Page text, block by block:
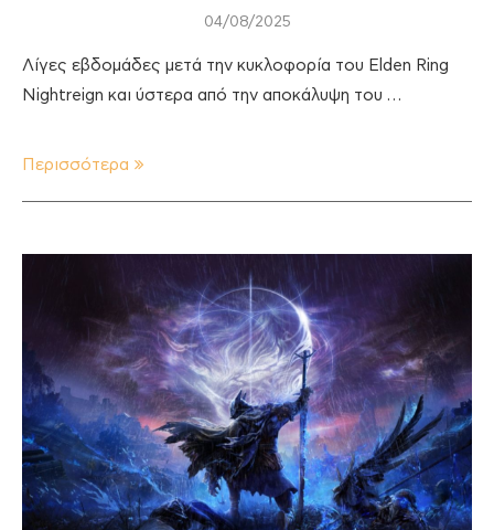
04/08/2025
Λίγες εβδομάδες μετά την κυκλοφορία του Elden Ring
Nightreign και ύστερα από την αποκάλυψη του …
Περισσότερα